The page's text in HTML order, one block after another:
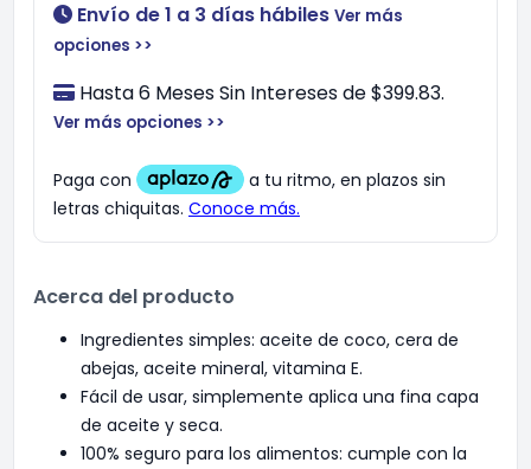
Envío de 1 a 3 días hábiles Ver más
opciones >>
Hasta 6 Meses Sin Intereses de $399.83.
Ver más opciones >>
Acerca del producto
Ingredientes simples: aceite de coco, cera de
abejas, aceite mineral, vitamina E.
Fácil de usar, simplemente aplica una fina capa
de aceite y seca.
100% seguro para los alimentos: cumple con la